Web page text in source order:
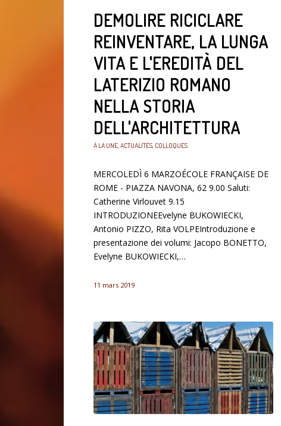
DEMOLIRE RICICLARE
REINVENTARE, LA LUNGA
VITA E L'EREDITÀ DEL
LATERIZIO ROMANO
NELLA STORIA
DELL'ARCHITETTURA
À LA UNE, ACTUALITÉS, COLLOQUES
MERCOLEDÌ 6 MARZOÉCOLE FRANÇAISE DE
ROME - PIAZZA NAVONA, 62 9.00 Saluti:
Catherine Virlouvet 9.15
INTRODUZIONEEvelyne BUKOWIECKI,
Antonio PIZZO, Rita VOLPEIntroduzione e
presentazione dei volumi: Jacopo BONETTO,
Evelyne BUKOWIECKI,…
11 mars 2019